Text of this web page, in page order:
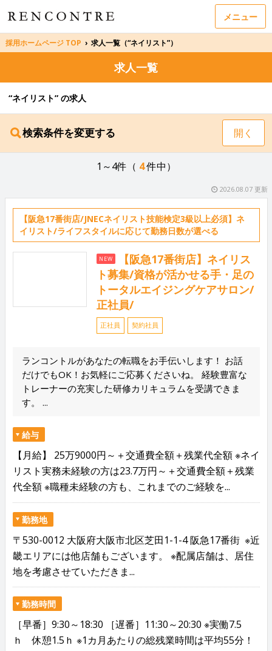
メニュー
採用ホームページ TOP › 求人一覧（“ネイリスト”）
求人一覧
“ネイリスト” の求人
検索条件を変更する 開く
1～4件（ 4件中）
2026.08.07 更新
【阪急17番街店/JNECネイリスト技能検定3級以上必須】ネ
イリスト/ライフスタイルに応じて勤務日数が選べる
NEW
【阪急17番街店】ネイリス
ト募集/資格が活かせる手・足の
トータルエイジングケアサロン/
正社員/
正社員 契約社員
ランコントルがあなたの転職をお手伝いします！ お話
だけでもOK！お気軽にご応募くださいね。 経験豊富な
トレーナーの充実した研修カリキュラムを受講できま
す。 ...
給与
【月給】 25万9000円～＋交通費全額＋残業代全額 ※ネイ
リスト実務未経験の方は23.7万円～＋交通費全額＋残業
代全額 ※職種未経験の方も、これまでのご経験を...
勤務地
〒530-0012 大阪府大阪市北区芝田1-1-4 阪急17番街 ※近
畿エリアには他店舗もございます。 ※配属店舗は、居住
地を考慮させていただきま...
勤務時間
［早番］9:30～18:30 ［遅番］11:30～20:30 ※実働7.5
ｈ 休憩1.5ｈ ※1カ月あたりの総残業時間は平均55分！